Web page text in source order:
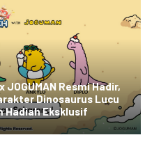
JOGUMAN Resmi Hadir,
Dinosaurus Lucu
Hadiah Eksklusif